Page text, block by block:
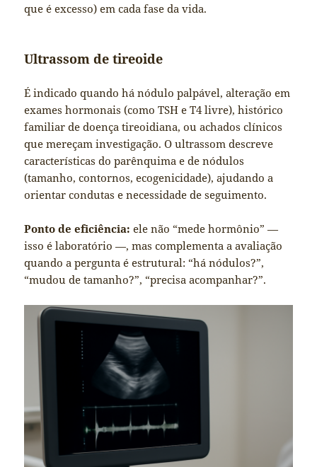
que é excesso) em cada fase da vida.
Ultrassom de tireoide
É indicado quando há nódulo palpável, alteração em
exames hormonais (como TSH e T4 livre), histórico
familiar de doença tireoidiana, ou achados clínicos
que mereçam investigação. O ultrassom descreve
características do parênquima e de nódulos
(tamanho, contornos, ecogenicidade), ajudando a
orientar condutas e necessidade de seguimento.
Ponto de eficiência: ele não “mede hormônio” —
isso é laboratório —, mas complementa a avaliação
quando a pergunta é estrutural: “há nódulos?”,
“mudou de tamanho?”, “precisa acompanhar?”.